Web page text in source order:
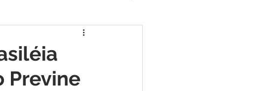
Meio Ambiente
Dengue
Previne